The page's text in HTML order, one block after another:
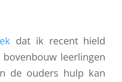
dat ik recent hield
leerlingen
de ouders hulp kan